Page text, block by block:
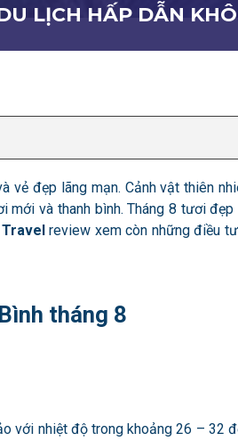
LỊCH HẤP DẪN
đẹp lãng mạn. Cảnh vật thiên
mới và thanh bình. Tháng 8 tươi
review xem còn những điều
tháng 8
với nhiệt độ trong khoảng 26 – 32